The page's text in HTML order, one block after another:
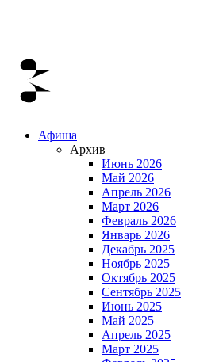
Афиша
Архив
Июнь 2026
Май 2026
Апрель 2026
Март 2026
Февраль 2026
Январь 2026
Декабрь 2025
Ноябрь 2025
Октябрь 2025
Сентябрь 2025
Июнь 2025
Май 2025
Апрель 2025
Март 2025